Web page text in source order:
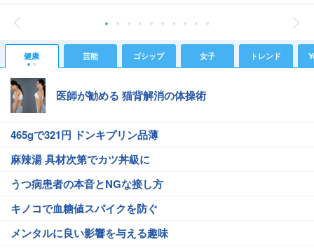
健康 芸能 ゴシップ 女子 トレンド
医師が勧める 猫背解消の体操術
465gで321円 ドンキプリン品薄
麻辣湯 具材次第でカツ丼級に
うつ病患者の本音とNGな接し方
キノコで血糖値スパイクを防ぐ
メンタルに良い影響を与える趣味